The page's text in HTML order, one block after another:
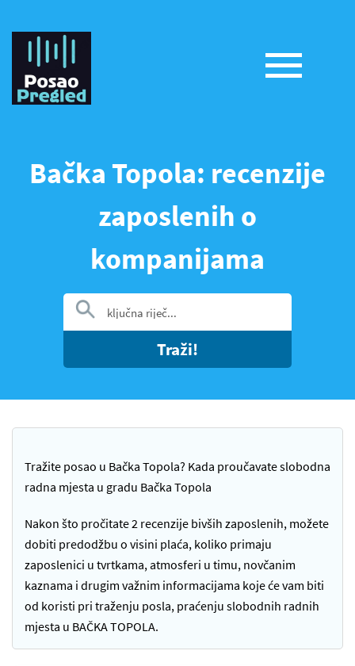
Bačka Topola: recenzije
zaposlenih o
kompanijama
Traži!
Tražite posao u Bačka Topola? Kada proučavate slobodna
radna mjesta u gradu Bačka Topola
Nakon što pročitate 2 recenzije bivših zaposlenih, možete
dobiti predodžbu o visini plaća, koliko primaju
zaposlenici u tvrtkama, atmosferi u timu, novčanim
kaznama i drugim važnim informacijama koje će vam biti
od koristi pri traženju posla, praćenju slobodnih radnih
mjesta u BAČKA TOPOLA.